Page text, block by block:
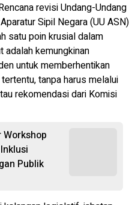
revisi Undang-Undang
Sipil Negara (UU ASN)
satu poin krusial dalam
adalah kemungkinan
untuk memberhentikan
tanpa harus melalui
rekomendasi dari Komisi
Workshop
Publik